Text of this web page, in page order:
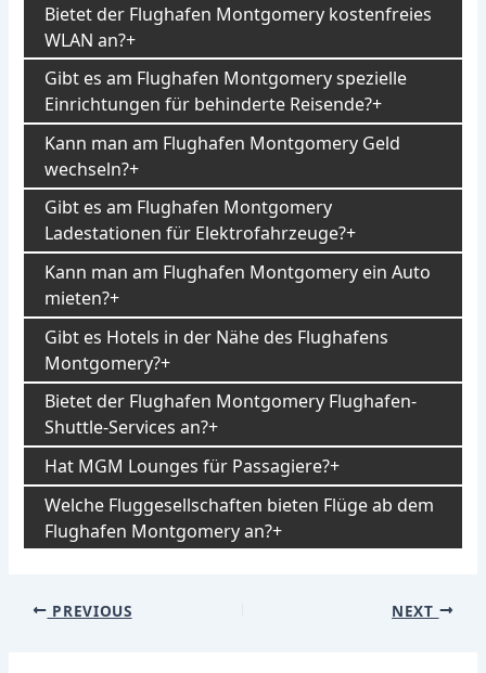
Bietet der Flughafen Montgomery kostenfreies
WLAN an?
Gibt es am Flughafen Montgomery spezielle
Einrichtungen für behinderte Reisende?
Kann man am Flughafen Montgomery Geld
wechseln?
Gibt es am Flughafen Montgomery
Ladestationen für Elektrofahrzeuge?
Kann man am Flughafen Montgomery ein Auto
mieten?
Gibt es Hotels in der Nähe des Flughafens
Montgomery?
Bietet der Flughafen Montgomery Flughafen-
Shuttle-Services an?
Hat MGM Lounges für Passagiere?
Welche Fluggesellschaften bieten Flüge ab dem
Flughafen Montgomery an?
Post
PREVIOUS NEXT